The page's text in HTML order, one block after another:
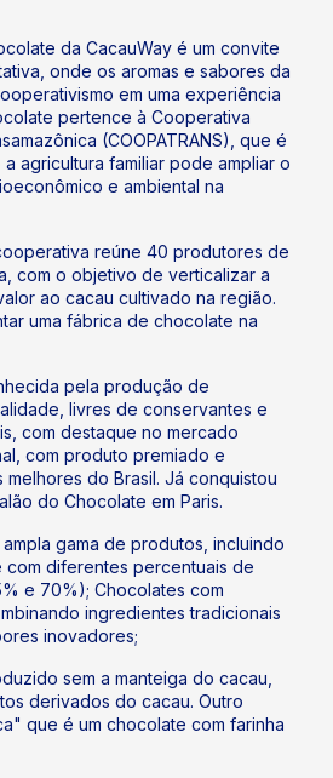
da CacauWay é um convite
onde os aromas e sabores da
em uma experiência
pertence à Cooperativa
(COOPATRANS), que é
agricultura familiar pode ampliar o
e ambiental na
reúne 40 produtores de
com o objetivo de verticalizar a
ao cacau cultivado na região.
uma fábrica de chocolate na
pela produção de
livres de conservantes e
com destaque no mercado
com produto premiado e
do Brasil. Já conquistou
do Chocolate em Paris.
gama de produtos, incluindo
diferentes percentuais de
e 70%); Chocolates com
ingredientes tradicionais
inovadores;
sem a manteiga do cacau,
derivados do cacau. Outro
que é um chocolate com farinha